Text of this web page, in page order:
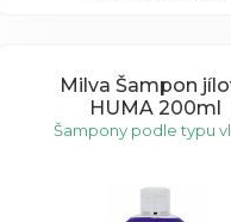
Milva Šampon
HUMA 200ml
Šampony podle typu